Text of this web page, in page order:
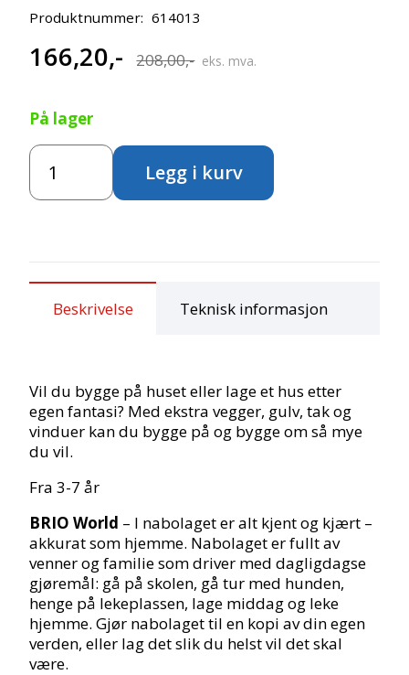
Produktnummer: 614013
208,00,-
Opprinnelig
var:
208,00,-.
166,20,-
Nåværende
er:
166,20,-.
eks. mva.
På lager
BRIO
Påbyggingssett
antall
Legg i kurv
Beskrivelse Teknisk informasjon
Vil du bygge på huset eller lage et hus etter
egen fantasi? Med ekstra vegger, gulv, tak og
vinduer kan du bygge på og bygge om så mye
du vil.
Fra 3-7 år
BRIO World – I nabolaget er alt kjent og kjært –
akkurat som hjemme. Nabolaget er fullt av
venner og familie som driver med dagligdagse
gjøremål: gå på skolen, gå tur med hunden,
henge på lekeplassen, lage middag og leke
hjemme. Gjør nabolaget til en kopi av din egen
verden, eller lag det slik du helst vil det skal
være.